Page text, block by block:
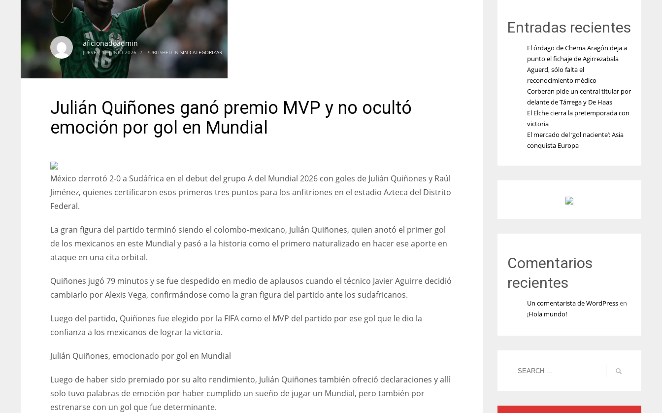
aficionadoadmin
JUEVES, 11 JUNIO 2026 / PUBLISHED INSIN CATEGORIZAR
Julián Quiñones ganó premio MVP y no ocultó
emoción por gol en Mundial
México derrotó 2-0 a Sudáfrica en el debut del grupo A del Mundial 2026 con goles de Julián Quiñones y Raúl
Jiménez, quienes certificaron esos primeros tres puntos para los anfitriones en el estadio Azteca del Distrito
Federal.
La gran figura del partido terminó siendo el colombo-mexicano, Julián Quiñones, quien anotó el primer gol
de los mexicanos en este Mundial y pasó a la historia como el primero naturalizado en hacer ese aporte en
ataque en una cita orbital.
Quiñones jugó 79 minutos y se fue despedido en medio de aplausos cuando el técnico Javier Aguirre decidió
cambiarlo por Alexis Vega, confirmándose como la gran figura del partido ante los sudafricanos.
Luego del partido, Quiñones fue elegido por la FIFA como el MVP del partido por ese gol que le dio la
confianza a los mexicanos de lograr la victoria.
Julián Quiñones, emocionado por gol en Mundial
Luego de haber sido premiado por su alto rendimiento, Julián Quiñones también ofreció declaraciones y allí
solo tuvo palabras de emoción por haber cumplido un sueño de jugar un Mundial, pero también por
estrenarse con un gol que fue determinante.
Entradas recientes
El órdago de Chema Aragón deja a
punto el fichaje de Agirrezabala
Aguerd, sólo falta el
reconocimiento médico
Corberán pide un central titular por
delante de Tárrega y De Haas
El Elche cierra la pretemporada con
victoria
El mercado del ‘gol naciente’: Asia
conquista Europa
Comentarios
recientes
Un comentarista de WordPressen
¡Hola mundo!